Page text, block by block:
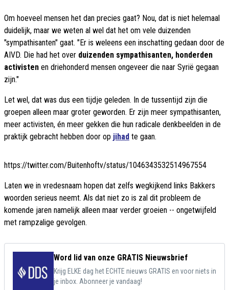
Om hoeveel mensen het dan precies gaat? Nou, dat is niet helemaal
duidelijk, maar we weten al wel dat het om vele duizenden
"sympathisanten" gaat. "Er is weleens een inschatting gedaan door de
AIVD. Die had het over duizenden sympathisanten, honderden
activisten en driehonderd mensen ongeveer die naar Syrië gegaan
zijn."
Let wel, dat was dus een tijdje geleden. In de tussentijd zijn die
groepen alleen maar groter geworden. Er zijn meer sympathisanten,
meer activisten, én meer gekken die hun radicale denkbeelden in de
praktijk gebracht hebben door op jihad te gaan.
https://twitter.com/Buitenhoftv/status/1046343532514967554
Laten we in vredesnaam hopen dat zelfs wegkijkend links Bakkers
woorden serieus neemt. Als dat niet zo is zal dit probleem de
komende jaren namelijk alleen maar verder groeien -- ongetwijfeld
met rampzalige gevolgen.
Word lid van onze GRATIS Nieuwsbrief
Krijg ELKE dag het ECHTE nieuws GRATIS en voor niets in
je inbox. Abonneer je vandaag!